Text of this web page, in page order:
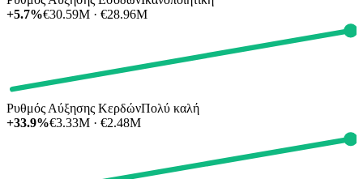
+5.7%€30.59M · €28.96M
Ρυθμός Αύξησης ΚερδώνΠολύ καλή
+33.9%€3.33M · €2.48M